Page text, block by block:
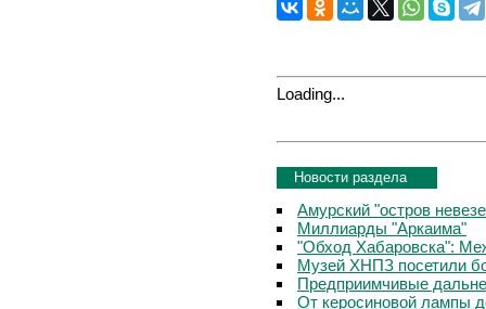
Loading...
Новости раздела
Амурский "остров
Миллиарды "Аркаима"
"Обход Хабаровска":
Музей ХНПЗ посетили
Предприимчивые
От керосиновой лампы